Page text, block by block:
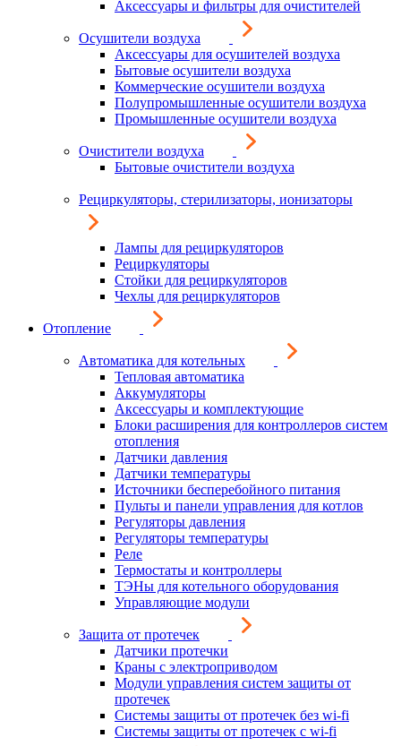
Аксессуары и фильтры для очистителей
Осушители воздуха
Аксессуары для осушителей воздуха
Бытовые осушители воздуха
Коммерческие осушители воздуха
Полупромышленные осушители воздуха
Промышленные осушители воздуха
Очистители воздуха
Бытовые очистители воздуха
Рециркуляторы, стерилизаторы, ионизаторы
Лампы для рециркуляторов
Рециркуляторы
Стойки для рециркуляторов
Чехлы для рециркуляторов
Отопление
Автоматика для котельных
Тепловая автоматика
Аккумуляторы
Аксессуары и комплектующие
Блоки расширения для контроллеров систем
отопления
Датчики давления
Датчики температуры
Источники бесперебойного питания
Пульты и панели управления для котлов
Регуляторы давления
Регуляторы температуры
Реле
Термостаты и контроллеры
ТЭНы для котельного оборудования
Управляющие модули
Защита от протечек
Датчики протечки
Краны с электроприводом
Модули управления систем защиты от
протечек
Системы защиты от протечек без wi-fi
Системы защиты от протечек с wi-fi